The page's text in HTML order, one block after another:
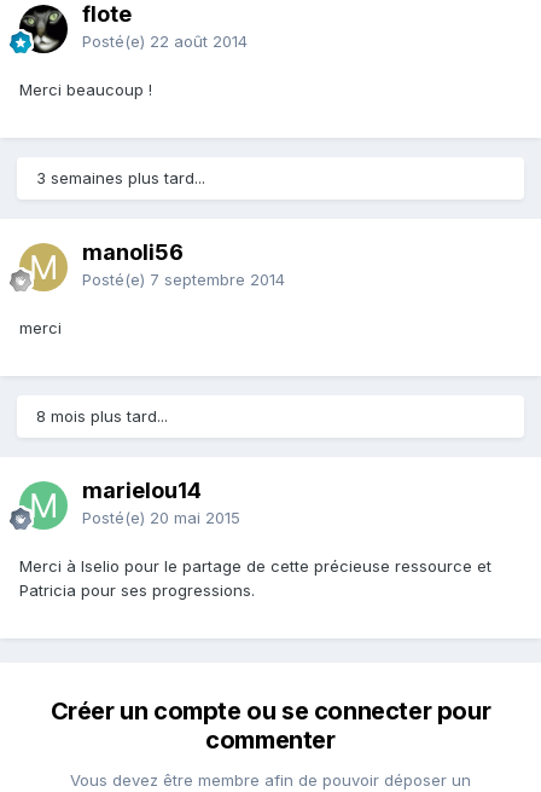
flote
Posté(e) 22 août 2014
Merci beaucoup !
3 semaines plus tard...
manoli56
Posté(e) 7 septembre 2014
merci
8 mois plus tard...
marielou14
Posté(e) 20 mai 2015
Merci à Iselio pour le partage de cette précieuse ressource et
Patricia pour ses progressions.
Créer un compte ou se connecter pour
commenter
Vous devez être membre afin de pouvoir déposer un